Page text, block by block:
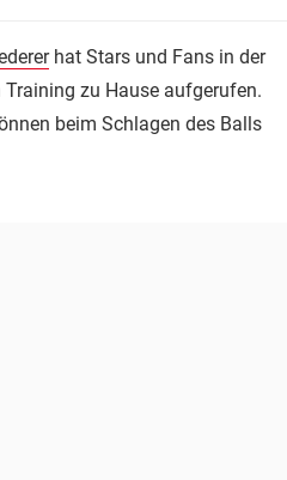
hat Stars und Fans in der
zu Hause aufgerufen.
beim Schlagen des Balls